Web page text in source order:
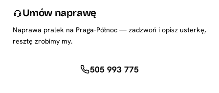
Umów naprawę
Naprawa pralek na Praga-Północ — zadzwoń i opisz usterkę,
resztę zrobimy my.
505 993 775